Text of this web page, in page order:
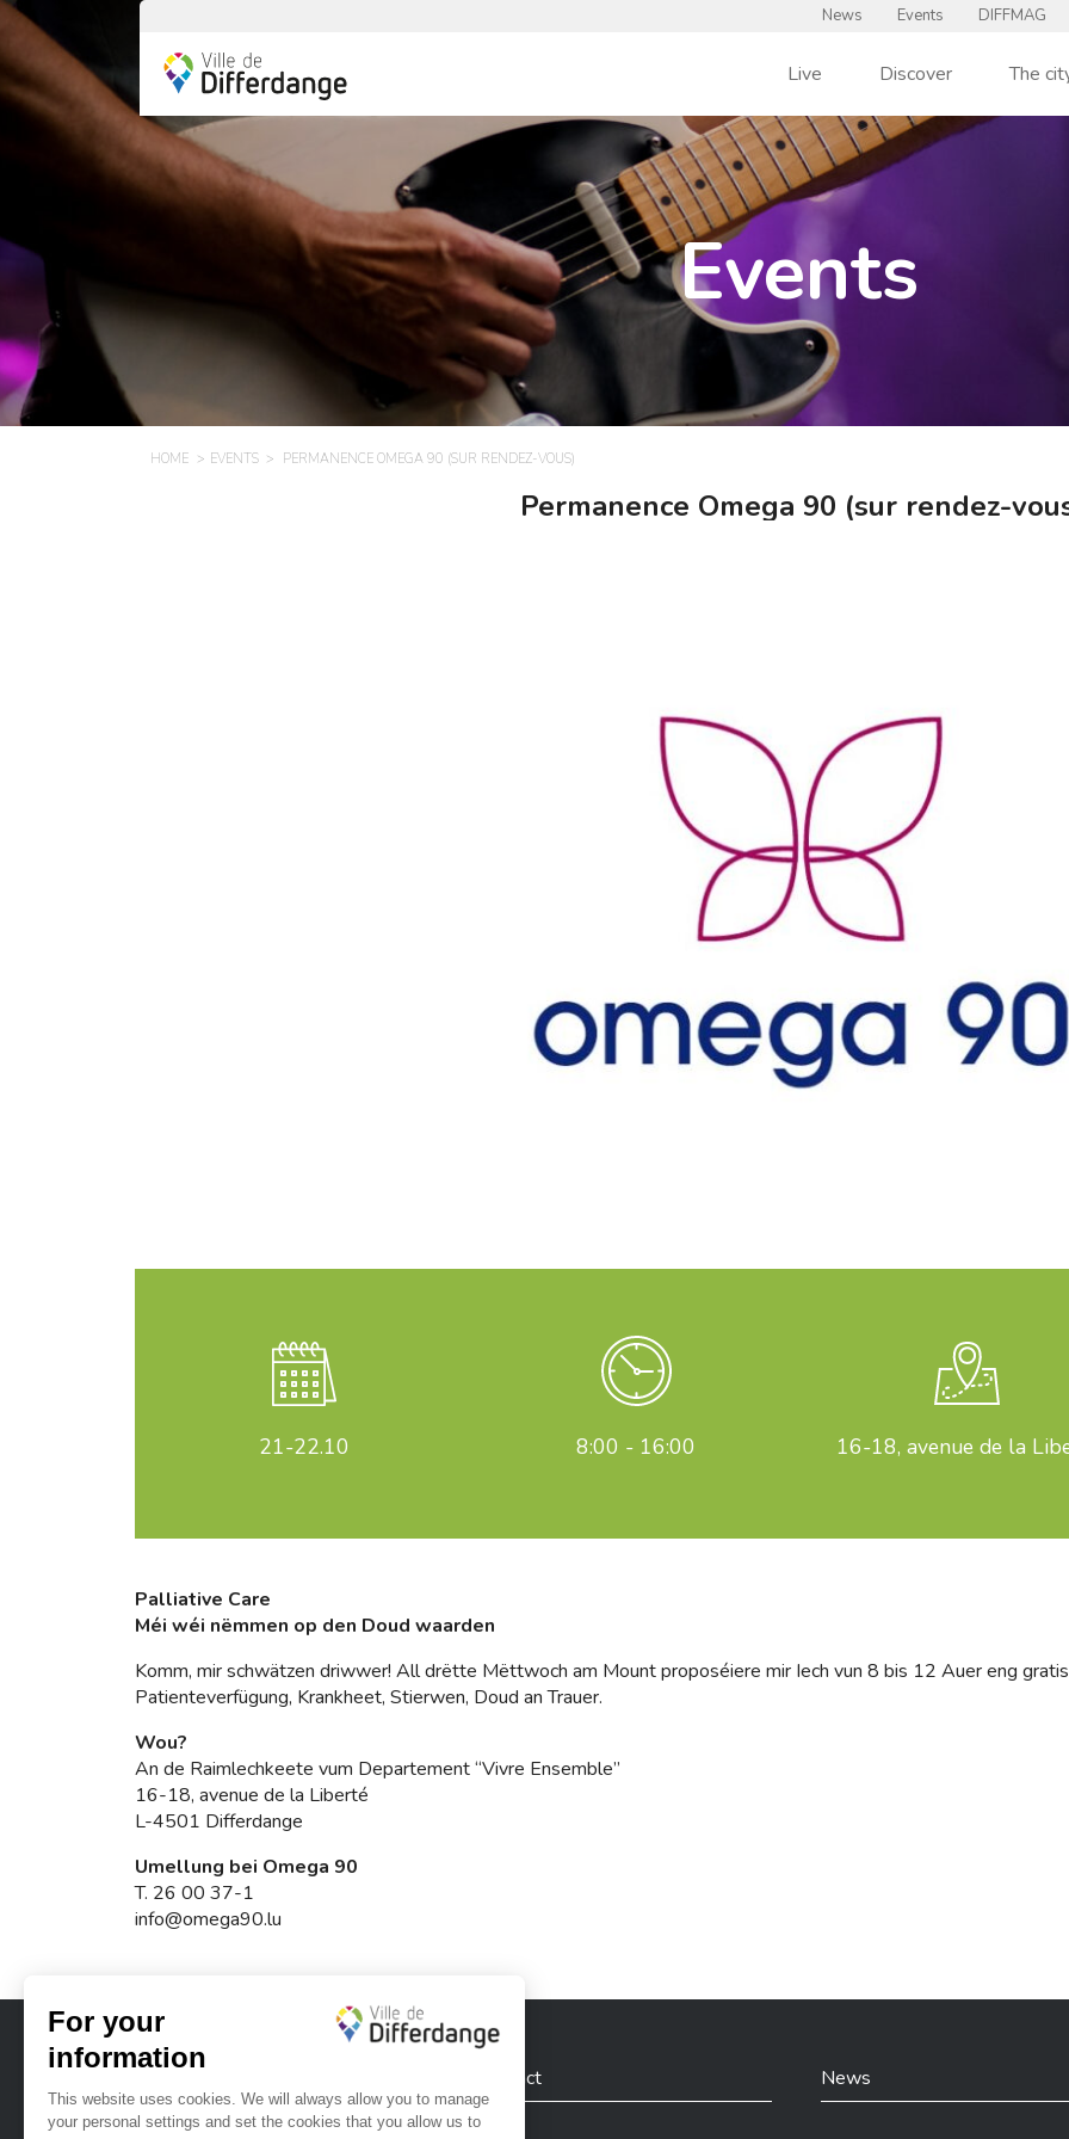
News Events DIFFMAG
Live Discover The
Events
HOME EVENTS PERMANENCE OMEGA 90 (SUR RENDEZ-VOUS)
Permanence Omega 90 (sur rendez-
21-22.10 8:00 - 16:00 16-18, avenue de la
Palliative Care
Méi wéi nëmmen op den Doud waarden
Komm, mir schwätzen driwwer! All drëtte Mëttwoch am Mount proposéiere mir Iech vun 8 bis 12 Auer eng
Patienteverfügung, Krankheet, Stierwen, Doud an Trauer.
Wou?
An de Raimlechkeete vum Departement “Vivre Ensemble”
16-18, avenue de la Liberté
L-4501 Differdange
Umellung bei Omega 90
T. 26 00 37-1
info@omega90.lu
City of Differdange
Contact
News